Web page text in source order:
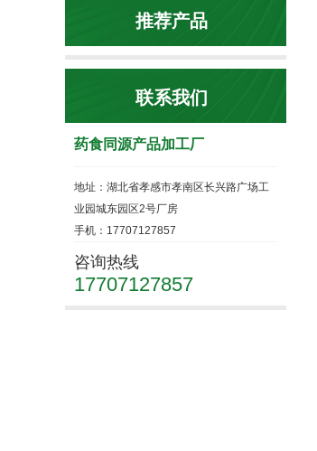
推荐产品
联系我们
药食同源产品加工厂
地址：湖北省孝感市孝南区长兴路广场工
业园城东园区2号厂房
手机：17707127857
咨询热线
17707127857